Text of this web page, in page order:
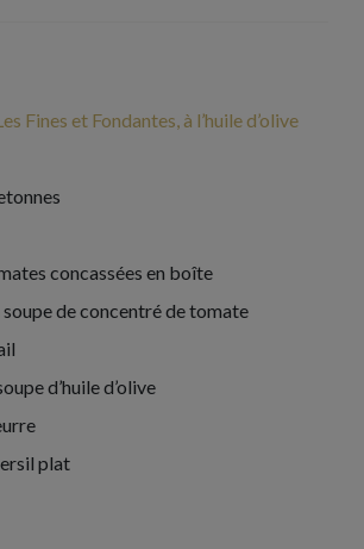
Fines et Fondantes, à l’huile d’olive
concassées en boîte
soupe de concentré de tomate
d’huile d’olive
plat